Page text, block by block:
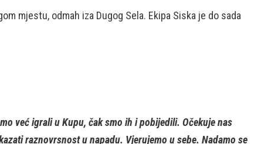
mjestu, odmah iza Dugog Sela. Ekipa Siska je do sada
već igrali u Kupu, čak smo ih i pobijedili. Očekuje nas
raznovrsnost u napadu. Vjerujemo u sebe. Nadamo se